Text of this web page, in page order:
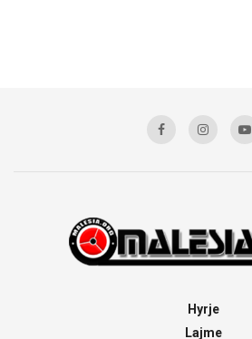
Hyrje
Lajme